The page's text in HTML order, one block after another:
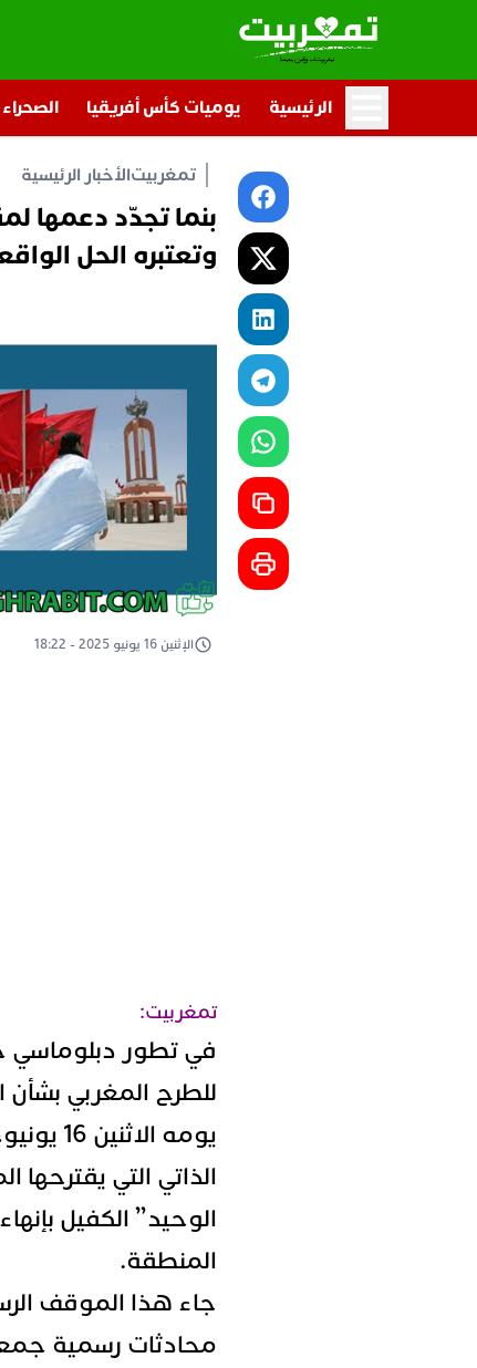
الرئيسية يوميات كأس أفريقيا
تمغربيتالأخبار الرئيسية
بنما تجدّد دعمها
وتعتبره الحل
الإثنين 16 يونيو 2025 - 18:22
تمغربيت:
في تطور دبلوماسي
للطرح المغربي بشأن
يومه
الذاتي التي يقترحها
الوحيد” الكفيل
المنطقة.
جاء هذا الموقف
محادثات رسمية